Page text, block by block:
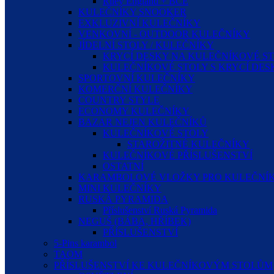
KULEČNÍKY SNOOKER
EXKLUZIVNÍ KULEČNÍKY
VENKOVNÍ - OUTDOOR KULEČNÍKY
JÍDELNÍ STOLY / KULEČNÍKY
KRYCÍ DESKY NA KULEČNÍKOVÉ
KULEČNÍKOVÉ STOLY S KRYCÍ
SPORTOVNÍ KULEČNÍKY
KOMERČNÍ KULEČNÍKY
COUNTRY STYLE
ECONOMY KULEČNÍKY
BAZAR NEJEN KULEČNÍKŮ
KULEČNÍKOVÉ STOLY
STAROŽITNÉ KULEČNÍKY
KULEČNÍKOVÉ PŘÍSLUŠENSTVÍ
OSTATNÍ
KARAMBOLOVÉ VLOŽKY PRO
MINI KULEČNÍKY
RUSKÁ PYRAMIDA
Příslušenství Ruská Pyramida
NEGUŠ (BÁBA, HŘÍBEK)
PŘÍSLUŠENSTVÍ
5-Pins karambol
TAOM
PŘÍSLUŠENSTVÍ KE KULEČNÍKOVÝM STOLŮM